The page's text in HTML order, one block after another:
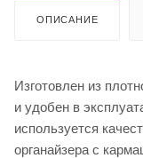
ОПИСАНИЕ
Изготовлен из
и удобен в
используется
органайзера с